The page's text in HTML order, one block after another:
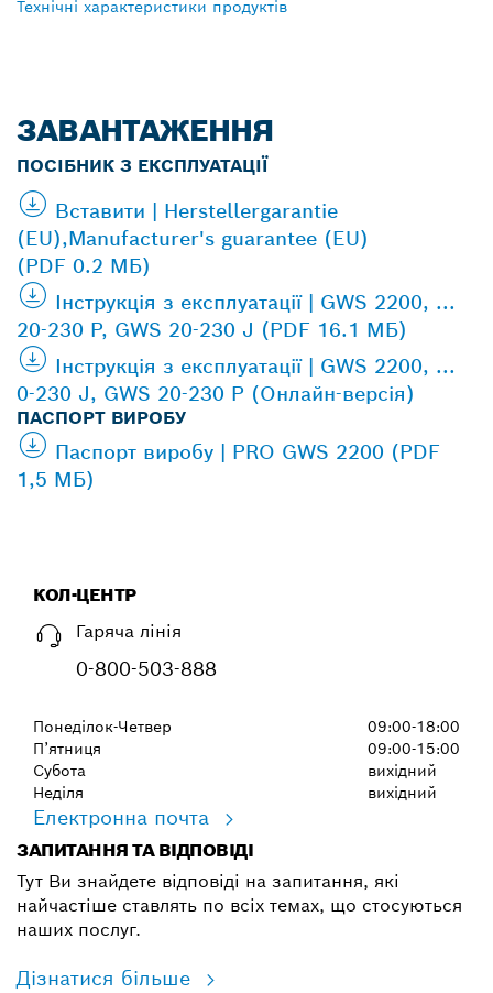
Технічні характеристики продуктів
ЗАВАНТАЖЕННЯ
ПОСІБНИК З ЕКСПЛУАТАЦІЇ
Вставити | Herstellergarantie
(EU),Manufacturer's guarantee (EU)
(PDF 0.2 МБ)
Інструкція з експлуатації | GWS 2200, ...
20-230 P, GWS 20-230 J (PDF 16.1 МБ)
Інструкція з експлуатації | GWS 2200, ...
0-230 J, GWS 20-230 P (Онлайн-версія)
ПАСПОРТ ВИРОБУ
Паспорт виробу | PRO GWS 2200 (PDF
1,5 МБ)
КОЛ-ЦЕНТР
Гаряча лінія
0-800-503-888
Понеділок-Четвер
П’ятниця
Субота
Неділя
09:00-18:00
09:00-15:00
вихідний
вихідний
Електронна почта
ЗАПИТАННЯ ТА ВІДПОВІДІ
Тут Ви знайдете відповіді на запитання, які
найчастіше ставлять по всіх темах, що стосуються
наших послуг.
Дізнатися більше